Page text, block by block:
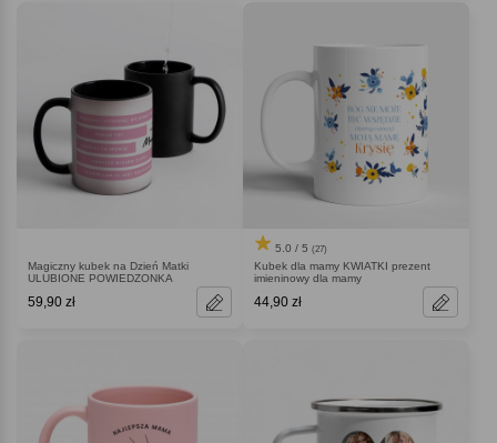
Magiczny kubek na Dzień Matki
ULUBIONE POWIEDZONKA
59,90 zł
5.0 / 5 (27)
Kubek dla mamy KWIATKI prezent
imieninowy dla mamy
44,90 zł